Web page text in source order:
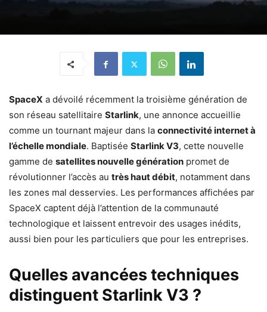
SpaceX a dévoilé récemment la troisième génération de
son réseau satellitaire Starlink, une annonce accueillie
comme un tournant majeur dans la connectivité internet à
l’échelle mondiale. Baptisée Starlink V3, cette nouvelle
gamme de satellites nouvelle génération promet de
révolutionner l’accès au très haut débit, notamment dans
les zones mal desservies. Les performances affichées par
SpaceX captent déjà l’attention de la communauté
technologique et laissent entrevoir des usages inédits,
aussi bien pour les particuliers que pour les entreprises.
Quelles avancées techniques
distinguent Starlink V3 ?